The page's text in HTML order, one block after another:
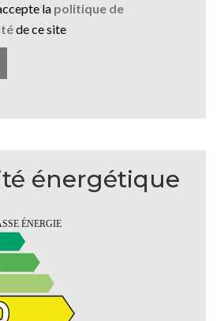
la politique de
de ce site
énergétique